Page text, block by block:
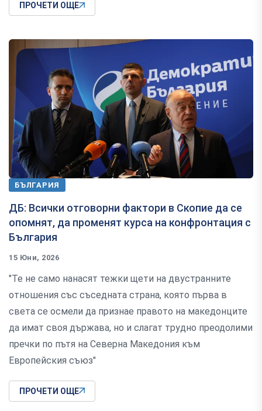
ПРОЧЕТИ ОЩЕ
БЪЛГАРИЯ
ДБ: Всички отговорни фактори в Скопие да се
опомнят, да променят курса на конфронтация с
България
15 Юни, 2026
"Те не само нанасят тежки щети на двустранните
отношения със съседната страна, която първа в
света се осмели да признае правото на македонците
да имат своя държава, но и слагат трудно преодолими
пречки по пътя на Северна Македония към
Европейския съюз"
ПРОЧЕТИ ОЩЕ